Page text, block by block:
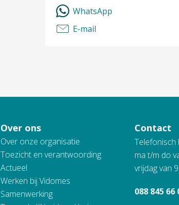
WhatsApp
E-mail
Over ons
Over onze organisatie
Toezicht en verantwoording
Actueel
Werken bij Vidomes
Samenwerking
Contact
Telefonisch
ma t/m do
vrijdag van
088 845 66